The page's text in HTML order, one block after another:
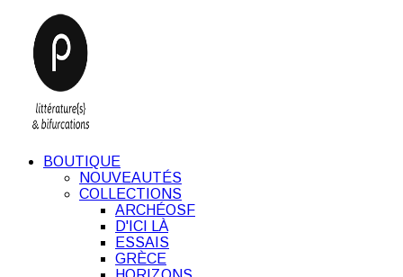
BOUTIQUE
NOUVEAUTÉS
COLLECTIONS
ARCHÉOSF
D'ICI LÀ
ESSAIS
GRÈCE